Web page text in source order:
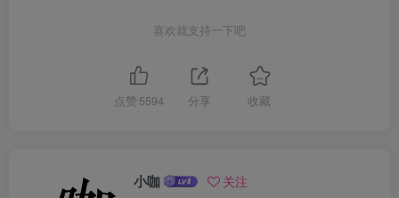
喜欢就支持一下吧
点赞 5594 分享 收藏
小咖 关注